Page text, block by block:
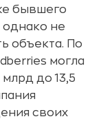
бывшего
однако не
объекта. По
могла
до 13,5
своих